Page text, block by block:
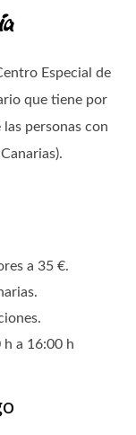
Especial de
que tiene por
personas con
a 35 €.
.
h a 16:00 h